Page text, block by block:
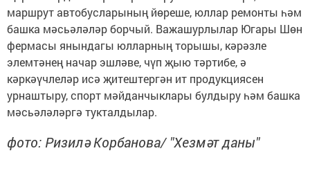
маршрут автобусларының йөреше, юллар ремонты һәм
башка мәсьәләләр борчый. Важашурлылар Югары Шөн
фермасы янындагы юлларның торышы, кәрәзле
элемтәнең начар эшләве, чүп җыю тәртибе, ә
кәркәүчлеләр исә җитештергән ит продукциясен
урнаштыру, спорт мәйданчыклары булдыру һәм башка
мәсьәләләргә тукталдылар.
фото: Ризилә Корбанова/ "Хезмәт даны"